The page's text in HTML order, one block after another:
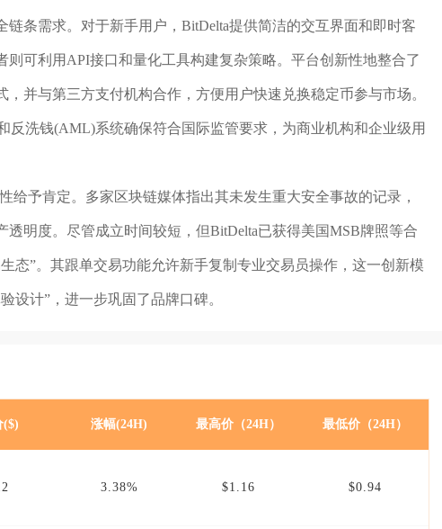
条需求。对于新手用户，BitDelta提供简洁的交互界面和即时客
则可利用API接口和量化工具构建复杂策略。平台创新性地整合了
并与第三方支付机构合作，方便用户快速兑换稳定币参与市场。
反洗钱(AML)系统确保符合国际监管要求，为商业机构和企业级用
给予肯定。多家区块链媒体指出其未发生重大安全事故的记录，
明度。尽管成立时间较短，但BitDelta已获得美国MSB牌照等合
态”。其跟单交易功能允许新手复制专业交易员操作，这一创新模
设计”，进一步巩固了品牌口碑。
($) 涨幅(24H) 最高价（24H） 最低价（24H）
3.38% $1.16 $0.94